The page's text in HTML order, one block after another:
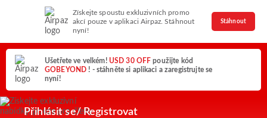
Získejte spoustu exkluzivních promo
akcí pouze v aplikaci Airpaz. Stáhnout
nyní!
Stáhnout
Ušetřete ve velkém! USD 30 OFFpoužijte kód
GOBEYOND ! - stáhněte si aplikaci a zaregistrujte se
nyní!
Přihlásit se/ Registrovat